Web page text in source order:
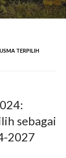
TERPILIH
sebagai
2027